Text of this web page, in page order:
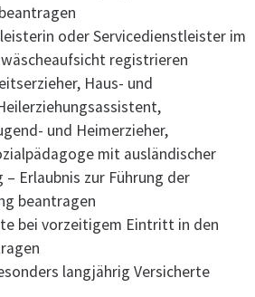
oder Servicedienstleister im
registrieren
Haus- und
und Heimerzieher,
mit ausländischer
– Erlaubnis zur Führung der
beantragen
bei vorzeitigem Eintritt in den
langjährig Versicherte